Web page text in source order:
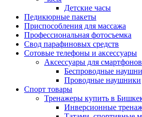
Детские часы
Педикюрные пакеты
Приспособления для массажа
Профессиональная фотосъемка
Свод парафиновых средств
Сотовые телефоны и аксессуары
Аксессуары для смартфонов
Беспроводные
Проводные наушники
Спорт товары
Тренажеры купить в
Инверсионные